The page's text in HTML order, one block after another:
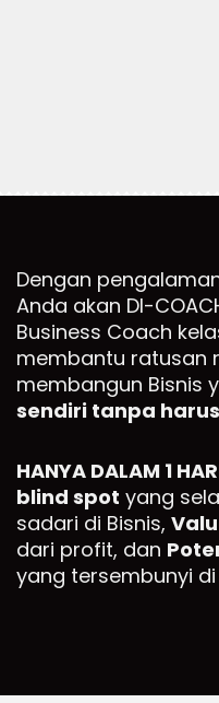
Dengan
Anda akan DI-
Business Coach
membantu ratusan
membangun Bisnis
sendiri tanpa
HANYA DALAM 1
blind spot yang
sadari di Bisnis,
dari profit, dan
yang tersembunyi di